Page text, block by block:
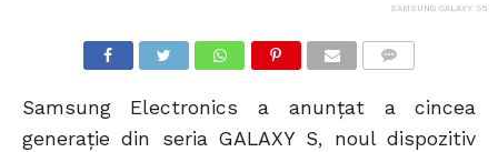
SAMSUNG GALAXY S5
Samsung Electronics a anunțat a cincea
generație din seria GALAXY S, noul dispozitiv